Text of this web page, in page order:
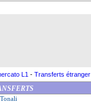
L1 - Transferts étranger
Zidane
semaines